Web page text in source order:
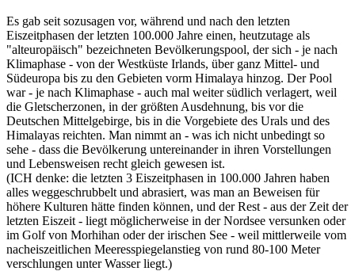
Es gab seit sozusagen vor, während und nach den letzten
Eiszeitphasen der letzten 100.000 Jahre einen, heutzutage als
"alteuropäisch" bezeichneten Bevölkerungspool, der sich - je nach
Klimaphase - von der Westküste Irlands, über ganz Mittel- und
Südeuropa bis zu den Gebieten vorm Himalaya hinzog. Der Pool
war - je nach Klimaphase - auch mal weiter südlich verlagert, weil
die Gletscherzonen, in der größten Ausdehnung, bis vor die
Deutschen Mittelgebirge, bis in die Vorgebiete des Urals und des
Himalayas reichten. Man nimmt an - was ich nicht unbedingt so
sehe - dass die Bevölkerung untereinander in ihren Vorstellungen
und Lebensweisen recht gleich gewesen ist.
(ICH denke: die letzten 3 Eiszeitphasen in 100.000 Jahren haben
alles weggeschrubbelt und abrasiert, was man an Beweisen für
höhere Kulturen hätte finden können, und der Rest - aus der Zeit der
letzten Eiszeit - liegt möglicherweise in der Nordsee versunken oder
im Golf von Morhihan oder der irischen See - weil mittlerweile vom
nacheiszeitlichen Meeresspiegelanstieg von rund 80-100 Meter
verschlungen unter Wasser liegt.)